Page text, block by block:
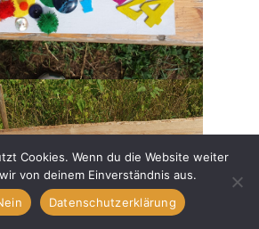
Cookies. Wenn du die Website weiter
von deinem Einverständnis aus.
Datenschutzerklärung